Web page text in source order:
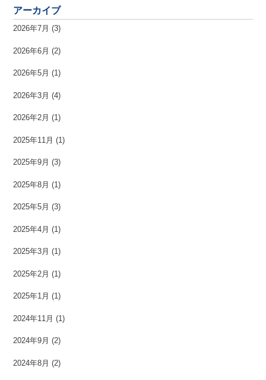
アーカイブ
2026年7月 (3)
2026年6月 (2)
2026年5月 (1)
2026年3月 (4)
2026年2月 (1)
2025年11月 (1)
2025年9月 (3)
2025年8月 (1)
2025年5月 (3)
2025年4月 (1)
2025年3月 (1)
2025年2月 (1)
2025年1月 (1)
2024年11月 (1)
2024年9月 (2)
2024年8月 (2)